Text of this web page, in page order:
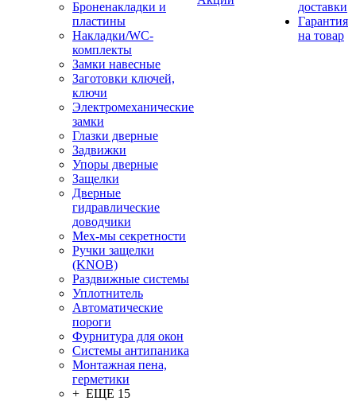
Броненакладки и
пластины
Накладки/WC-
комплекты
Замки навесные
Заготовки ключей,
ключи
Электромеханические
замки
Глазки дверные
Задвижки
Упоры дверные
Защелки
Дверные
гидравлические
доводчики
Мех-мы секретности
Ручки защелки
(KNOB)
Раздвижные системы
Уплотнитель
Автоматические
пороги
Фурнитура для окон
Системы антипаника
Монтажная пена,
герметики
+ ЕЩЕ 15
доставки
Гарантия
на товар